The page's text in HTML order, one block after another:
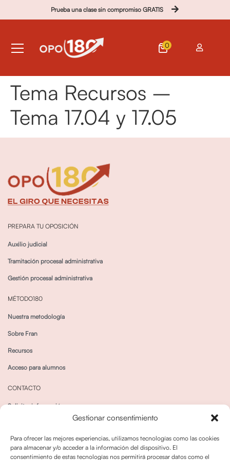
Gestionar consentimiento
Para ofrecer las mejores experiencias, utilizamos tecnologías como las cookies
para almacenar y/o acceder a la información del dispositivo. El
consentimiento de estas tecnologías nos permitirá procesar datos como el
Prueba una clase sin compromiso GRATIS
0
Tema Recursos –
Tema 17.04 y 17.05
PREPARA TU OPOSICIÓN
Auxilio judicial
Tramitación procesal administrativa
Gestión procesal administrativa
MÉTODO180
Nuestra metodología
Sobre Fran
Recursos
Acceso para alumnos
CONTACTO
Solicitar información